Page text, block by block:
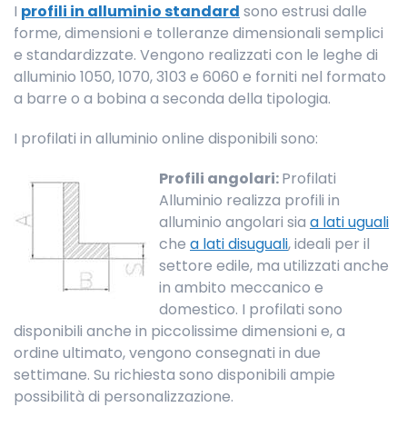
I profili in alluminio standard sono estrusi dalle
forme, dimensioni e tolleranze dimensionali semplici
e standardizzate. Vengono realizzati con le leghe di
alluminio 1050, 1070, 3103 e 6060 e forniti nel formato
a barre o a bobina a seconda della tipologia.
I profilati in alluminio online disponibili sono:
Profili angolari:Profilati
Alluminio realizza profili in
alluminio angolari sia a lati uguali
che a lati disuguali, ideali per il
settore edile, ma utilizzati anche
in ambito meccanico e
domestico. I profilati sono
disponibili anche in piccolissime dimensioni e, a
ordine ultimato, vengono consegnati in due
settimane. Su richiesta sono disponibili ampie
possibilità di personalizzazione.